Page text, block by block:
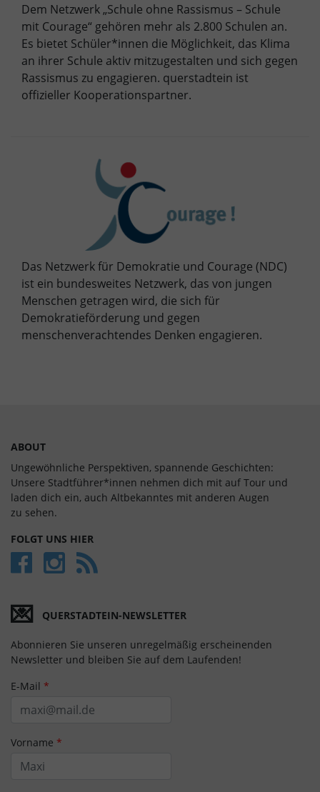
Dem Netzwerk „Schule ohne Rassismus – Schule
mit Courage“ gehören mehr als 2.800 Schulen an.
Es bietet Schüler*innen die Möglichkeit, das Klima
an ihrer Schule aktiv mitzugestalten und sich gegen
Rassismus zu engagieren. querstadtein ist
offizieller Kooperationspartner.
Das Netzwerk für Demokratie und Courage (NDC)
ist ein bundesweites Netzwerk, das von jungen
Menschen getragen wird, die sich für
Demokratieförderung und gegen
menschenverachtendes Denken engagieren.
ABOUT
Ungewöhnliche Perspektiven, spannende Geschichten:
Unsere Stadtführer*innen nehmen dich mit auf Tour und
laden dich ein, auch Alt­bekan­ntes mit anderen Augen
zu sehen.
FOLGT UNS HIER
💌 QUERSTADTEIN-NEWSLETTER
Abonnieren Sie unseren unregelmäßig erscheinenden
Newsletter und bleiben Sie auf dem Laufenden!
E-Mail *
Vorname *